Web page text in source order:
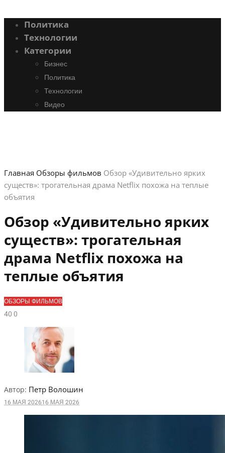
Политика
Технологии
Категории
Бизнес
Политика
Технологии
Видео
Главная Обзоры фильмов Обзор «Удивительно ярких
существ»: трогательная драма Netflix похожа на теплые
объятия
Обзор «Удивительно ярких
существ»: трогательная
драма Netflix похожа на
теплые объятия
ОБЗОРЫ ФИЛЬМОВ
400
Автор: Петр Волошин
16 МАЯ 202616 МАЯ 2026